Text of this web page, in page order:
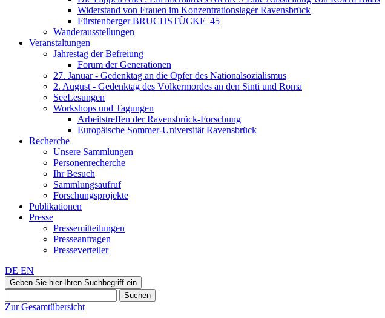
Widerstand von Frauen im Konzentrationslager Ravensbrück
Fürstenberger BRUCHSTÜCKE '45
Wanderausstellungen
Veranstaltungen
Jahrestag der Befreiung
Forum der Generationen
27. Januar - Gedenktag an die Opfer des Nationalsozialismus
2. August - Gedenktag des Völkermordes an den Sinti und Roma
SeeLesungen
Workshops und Tagungen
Arbeitstreffen der Ravensbrück-Forschung
Europäische Sommer-Universität Ravensbrück
Recherche
Unsere Sammlungen
Personenrecherche
Ihr Besuch
Sammlungsaufruf
Forschungsprojekte
Publikationen
Presse
Pressemitteilungen
Presseanfragen
Presseverteiler
DE EN
Geben Sie hier Ihren Suchbegriff ein
Suchen
Zur Gesamtübersicht